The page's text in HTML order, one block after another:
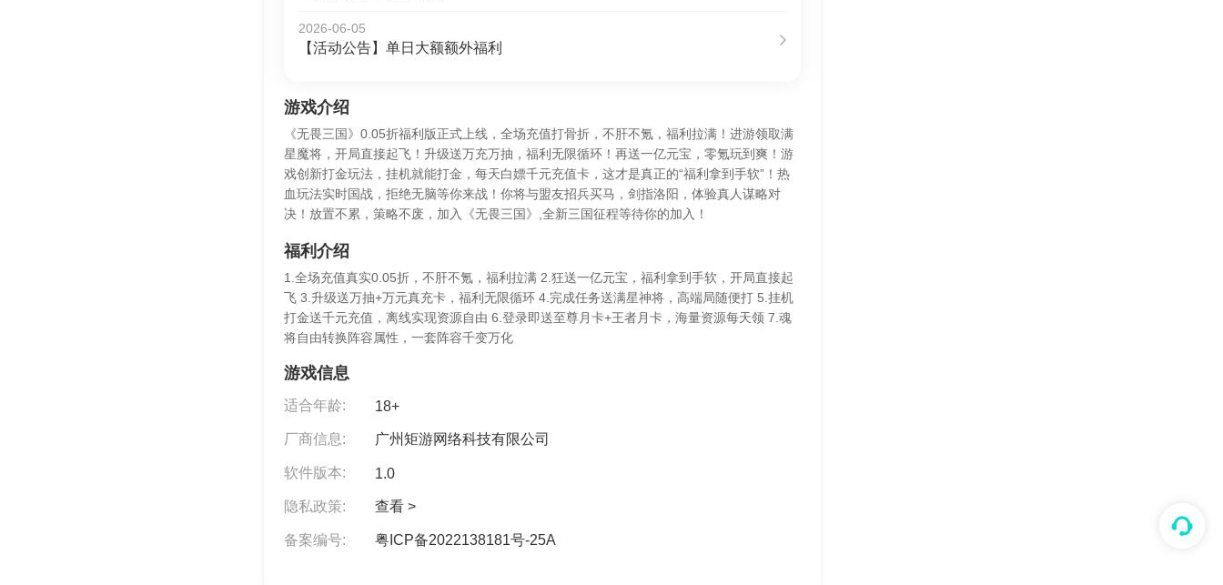
2026-06-05
【活动公告】单日大额额外福利
游戏介绍
《无畏三国》0.05折福利版正式上线，全场充值打骨折，不肝不氪，福利拉满！进游领取满
星魔将，开局直接起飞！升级送万充万抽，福利无限循环！再送一亿元宝，零氪玩到爽！游
戏创新打金玩法，挂机就能打金，每天白嫖千元充值卡，这才是真正的“福利拿到手软”！热
血玩法实时国战，拒绝无脑等你来战！你将与盟友招兵买马，剑指洛阳，体验真人谋略对
决！放置不累，策略不废，加入《无畏三国》,全新三国征程等待你的加入！
福利介绍
1.全场充值真实0.05折，不肝不氪，福利拉满 2.狂送一亿元宝，福利拿到手软，开局直接起
飞 3.升级送万抽+万元真充卡，福利无限循环 4.完成任务送满星神将，高端局随便打 5.挂机
打金送千元充值，离线实现资源自由 6.登录即送至尊月卡+王者月卡，海量资源每天领 7.魂
将自由转换阵容属性，一套阵容千变万化
游戏信息
适合年龄: 18+
厂商信息: 广州矩游网络科技有限公司
软件版本: 1.0
隐私政策: 查看 >
备案编号: 粤ICP备2022138181号-25A